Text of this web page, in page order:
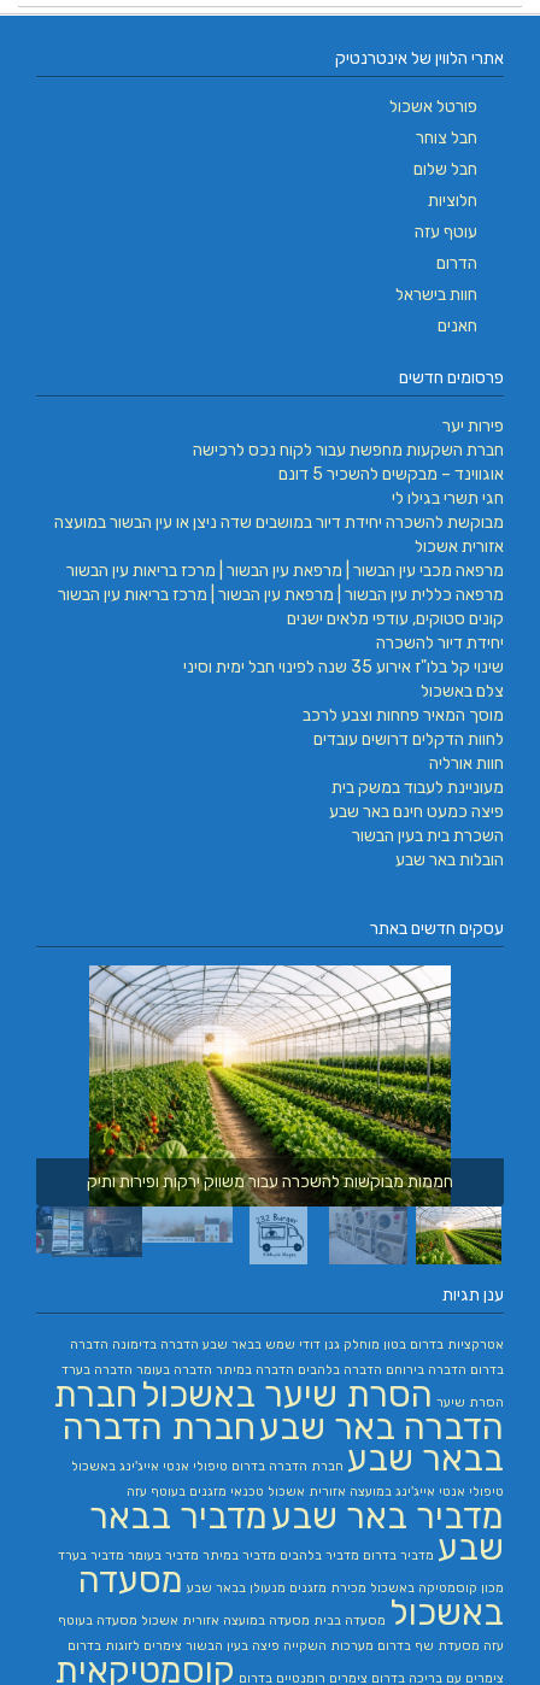
אתרי הלווין של אינטרנטיק
פורטל אשכול
חבל צוחר
חבל שלום
חלוציות
עוטף עזה
הדרום
חוות בישראל
חאנים
פרסומים חדשים
פירות יער
חברת השקעות מחפשת עבור לקוח נכס לרכישה
אוגווינד – מבקשים להשכיר 5 דונם
חגי תשרי בגילו לי
מבוקשת להשכרה יחידת דיור במושבים שדה ניצן או עין הבשור במועצה
אזורית אשכול
מרפאה מכבי עין הבשור | מרפאת עין הבשור | מרכז בריאות עין הבשור
מרפאה כללית עין הבשור | מרפאת עין הבשור | מרכז בריאות עין הבשור
קונים סטוקים, עודפי מלאים ישנים
יחידת דיור להשכרה
שינוי קל בלו"ז אירוע 35 שנה לפינוי חבל ימית וסיני
צלם באשכול
מוסך המאיר פחחות וצבע לרכב
לחוות הדקלים דרושים עובדים
חוות אורליה
מעוניינת לעבוד במשק בית
פיצה כמעט חינם באר שבע
השכרת בית בעין הבשור
הובלות באר שבע
עסקים חדשים באתר
חממות מבוקשות להשכרה עבור משווק ירקות ופירות ותיק
ענן תגיות
אטרקציות בדרום בטון מוחלק גנן דודי שמש בבאר שבע הדברה בדימונה הדברה
בדרום הדברה בירוחם הדברה בלהבים הדברה במיתר הדברה בעומר הדברה בערד
הסרת שיער הסרת שיער באשכול חברת
הדברה באר שבעחברת הדברה
בבאר שבע חברת הדברה בדרום טיפולי אנטי אייג'ינג באשכול
טיפולי אנטי אייג'ינג במועצה אזורית אשכול טכנאי מזגנים בעוטף עזה
מדביר באר שבעמדביר בבאר
שבע מדביר בדרום מדביר בלהבים מדביר במיתר מדביר בעומר מדביר בערד
מכון קוסמטיקה באשכול מכירת מזגנים מנעולן בבאר שבע מסעדה
באשכול מסעדה בבית מסעדה במועצה אזורית אשכול מסעדה בעוטף
עזה מסעדת שף בדרום מערכות השקייה פיצה בעין הבשור צימרים לזוגות בדרום
צימרים עם בריכה בדרום צימרים רומנטיים בדרום קוסמטיקאית